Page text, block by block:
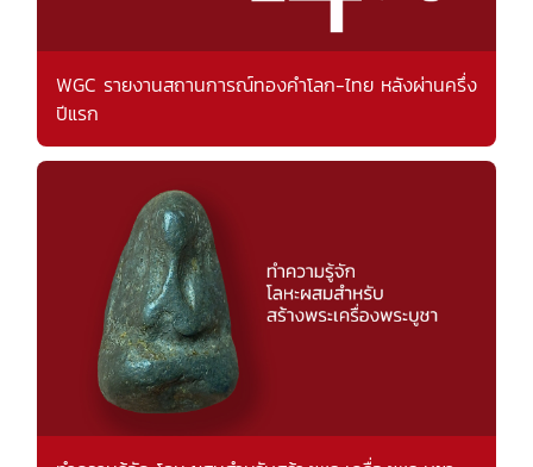
WGC รายงานสถานการณ์ทองคำโลก-ไทย หลังผ่านครึ่ง
ปีแรก